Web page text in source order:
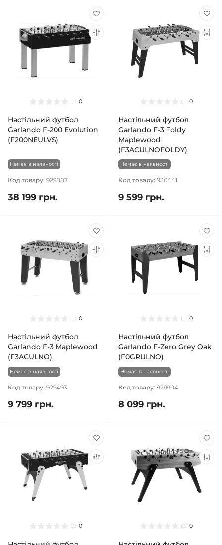
0
Настільний футбол
Garlando F-200 Evolution
(F200NEULVS)
Немає в наявності
Код товару: 929887
38 199 грн.
0
Настільний футбол
Garlando F-3 Foldy
Maplewood
(F3ACULNOFOLDY)
Немає в наявності
Код товару: 930441
9 599 грн.
0
Настільний футбол
Garlando F-3 Maplewood
(F3ACULNO)
Немає в наявності
Код товару: 929493
9 799 грн.
0
Настільний футбол
Garlando F-Zero Grey Oak
(F0GRULNO)
Немає в наявності
Код товару: 929904
8 099 грн.
0 0